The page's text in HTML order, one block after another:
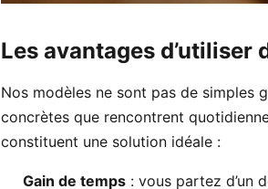
Les avantages d’utiliser
Nos modèles ne sont pas de simples
concrètes que rencontrent
constituent une solution idéale :
Gain de temps : vous partez d’un